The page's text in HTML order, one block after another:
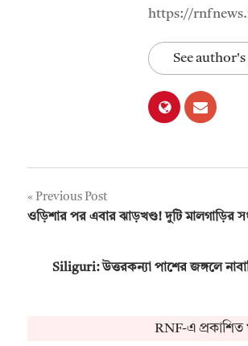
https://
See
Post
Previous Post
ওড়িশার পর এবার ঝাড়খণ্ড! দুটি মালগাড়ির
Siliguri: উত্তরকন্যা পাশের জঙ্গলে
RNF-এ প্রকাশিত